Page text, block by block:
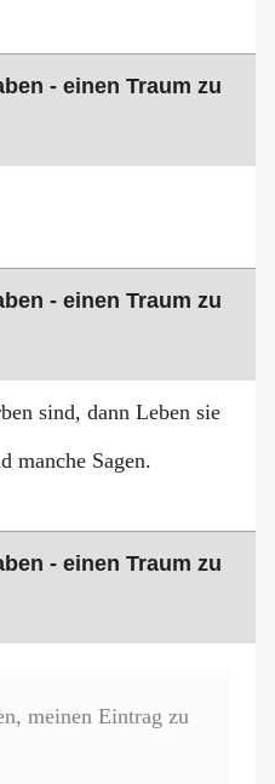
- einen Traum zu
- einen Traum zu
sind, dann Leben sie
manche Sagen.
- einen Traum zu
meinen Eintrag zu